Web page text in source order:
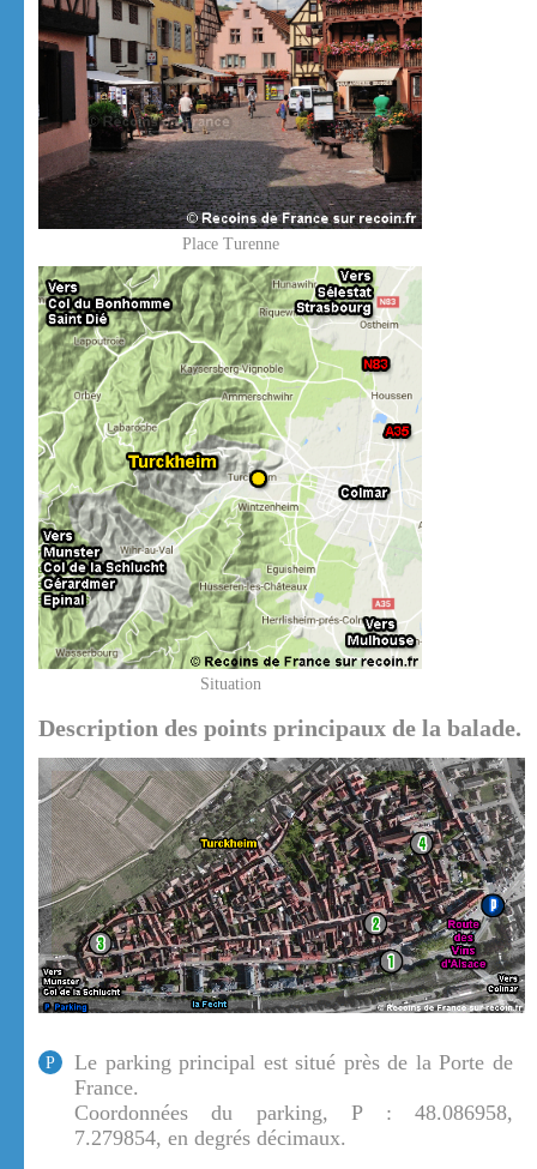
Place Turenne
Situation
Description des points principaux de la balade.
P
Le parking principal est situé près de la Porte de
France.
Coordonnées du parking, P : 48.086958,
7.279854, en degrés décimaux.